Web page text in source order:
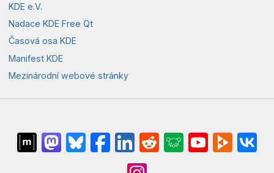
KDE e.V.
Nadace KDE Free Qt
Časová osa KDE
Manifest KDE
Mezinárodní webové stránky